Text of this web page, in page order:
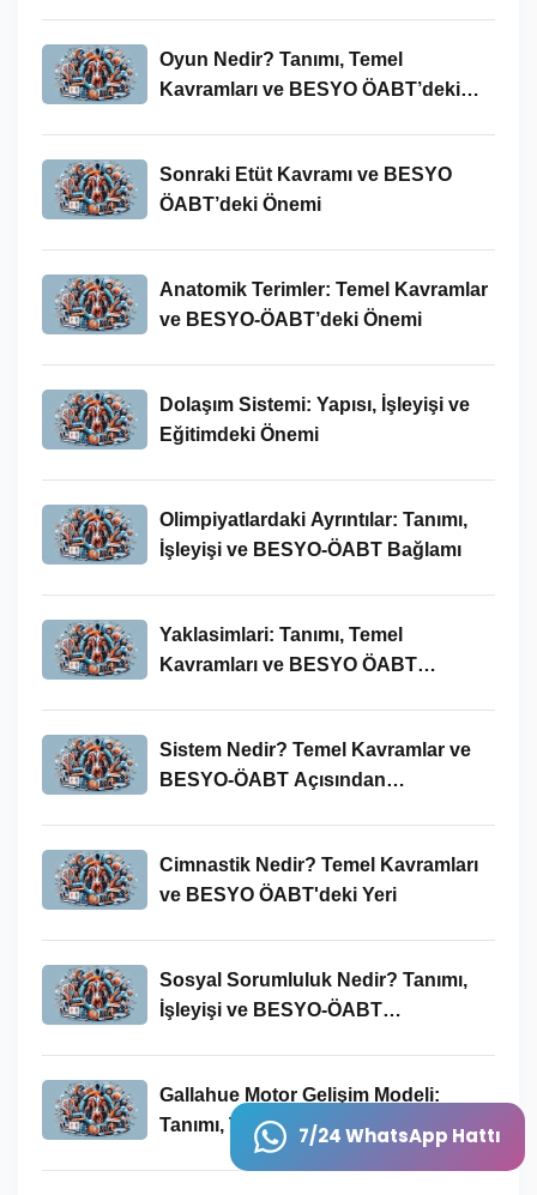
7/24 WhatsApp Hattı
Oyun Nedir? Tanımı, Temel
Kavramları ve BESYO ÖABT’deki
Sonraki Etüt Kavramı ve BESYO
ÖABT’deki Önemi
Anatomik Terimler: Temel Kavramlar
ve BESYO-ÖABT’deki Önemi
Dolaşım Sistemi: Yapısı, İşleyişi ve
Eğitimdeki Önemi
Olimpiyatlardaki Ayrıntılar: Tanımı,
İşleyişi ve BESYO-ÖABT Bağlamı
Yaklasimlari: Tanımı, Temel
Kavramları ve BESYO ÖABT
Sistem Nedir? Temel Kavramlar ve
BESYO-ÖABT Açısından
Cimnastik Nedir? Temel Kavramları
ve BESYO ÖABT'deki Yeri
Sosyal Sorumluluk Nedir? Tanımı,
İşleyişi ve BESYO-ÖABT
Gallahue Motor Gelişim Modeli:
Tanımı, Temel Kavramları ve BESYO-
ÖABT Bağlamındaki Önemi